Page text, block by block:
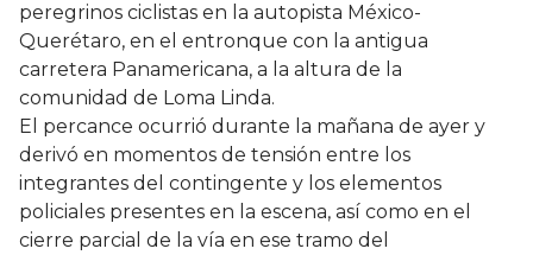
peregrinos ciclistas en la autopista México-
Querétaro, en el entronque con la antigua
carretera Panamericana, a la altura de la
comunidad de Loma Linda.
El percance ocurrió durante la mañana de ayer y
derivó en momentos de tensión entre los
integrantes del contingente y los elementos
policiales presentes en la escena, así como en el
cierre parcial de la vía en ese tramo del